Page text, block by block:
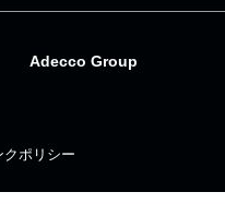
Adecco Group
クポリシー